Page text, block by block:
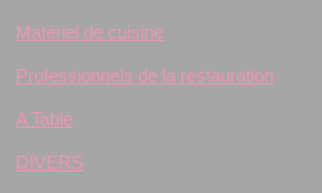
Matériel de cuisine
Professionnels de la restauration
A Table
DIVERS